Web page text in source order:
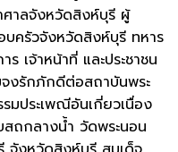
าลจังหวัดสิงห์บุรี ผู้
บครัวจังหวัดสิงห์บุรี ทหาร
เจ้าหน้าที่ และประชาชน
งรักภักดีต่อสถาบันพระ
มประเพณีอันเกี่ยวเนื่อง
ถกลางน้ำ วัดพระนอน